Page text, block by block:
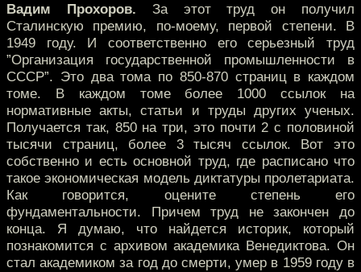
Вадим Прохоров. За этот труд он получил
Сталинскую премию, по-моему, первой степени. В
1949 году. И соответственно его серьезный труд
”Организация государственной промышленности в
СССР”. Это два тома по 850-870 страниц в каждом
томе. В каждом томе более 1000 ссылок на
нормативные акты, статьи и труды других ученых.
Получается так, 850 на три, это почти 2 с половиной
тысячи страниц, более 3 тысяч ссылок. Вот это
собственно и есть основной труд, где расписано что
такое экономическая модель диктатуры пролетариата.
Как говорится, оцените степень его
фундаментальности. Причем труд не закончен до
конца. Я думаю, что найдется историк, который
познакомится с архивом академика Венедиктова. Он
стал академиком за год до смерти, умер в 1959 году в